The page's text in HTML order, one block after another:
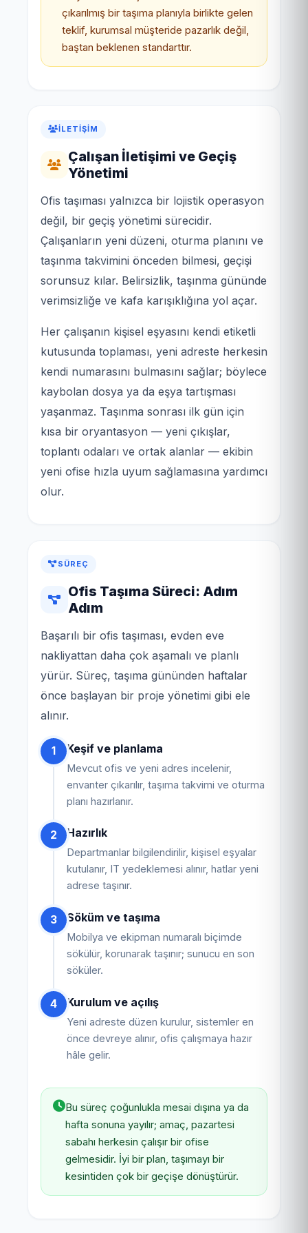
çıkarılmış bir taşıma planıyla birlikte gelen
teklif, kurumsal müşteride pazarlık değil,
baştan beklenen standarttır.
İLETIŞIM
Çalışan İletişimi ve Geçiş
Yönetimi
Ofis taşıması yalnızca bir lojistik operasyon
değil, bir geçiş yönetimi sürecidir.
Çalışanların yeni düzeni, oturma planını ve
taşınma takvimini önceden bilmesi, geçişi
sorunsuz kılar. Belirsizlik, taşınma gününde
verimsizliğe ve kafa karışıklığına yol açar.
Her çalışanın kişisel eşyasını kendi etiketli
kutusunda toplaması, yeni adreste herkesin
kendi numarasını bulmasını sağlar; böylece
kaybolan dosya ya da eşya tartışması
yaşanmaz. Taşınma sonrası ilk gün için
kısa bir oryantasyon — yeni çıkışlar,
toplantı odaları ve ortak alanlar — ekibin
yeni ofise hızla uyum sağlamasına yardımcı
olur.
SÜREÇ
Ofis Taşıma Süreci: Adım
Adım
Başarılı bir ofis taşıması, evden eve
nakliyattan daha çok aşamalı ve planlı
yürür. Süreç, taşıma gününden haftalar
önce başlayan bir proje yönetimi gibi ele
alınır.
1 Keşif ve planlama
Mevcut ofis ve yeni adres incelenir,
envanter çıkarılır, taşıma takvimi ve oturma
planı hazırlanır.
2 Hazırlık
Departmanlar bilgilendirilir, kişisel eşyalar
kutulanır, IT yedeklemesi alınır, hatlar yeni
adrese taşınır.
3 Söküm ve taşıma
Mobilya ve ekipman numaralı biçimde
sökülür, korunarak taşınır; sunucu en son
söküler.
4 Kurulum ve açılış
Yeni adreste düzen kurulur, sistemler en
önce devreye alınır, ofis çalışmaya hazır
hâle gelir.
Bu süreç çoğunlukla mesai dışına ya da
hafta sonuna yayılır; amaç, pazartesi
sabahı herkesin çalışır bir ofise
gelmesidir. İyi bir plan, taşımayı bir
kesintiden çok bir geçişe dönüştürür.